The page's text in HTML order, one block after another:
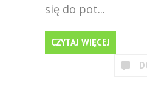
się do pot...
CZYTAJ WIĘCEJ